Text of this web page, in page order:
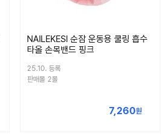
NAILEKESI 순잠 운동용 쿨링 흡수
타올 손목밴드 핑크
25.10. 등록
판매몰 2몰
7,260원